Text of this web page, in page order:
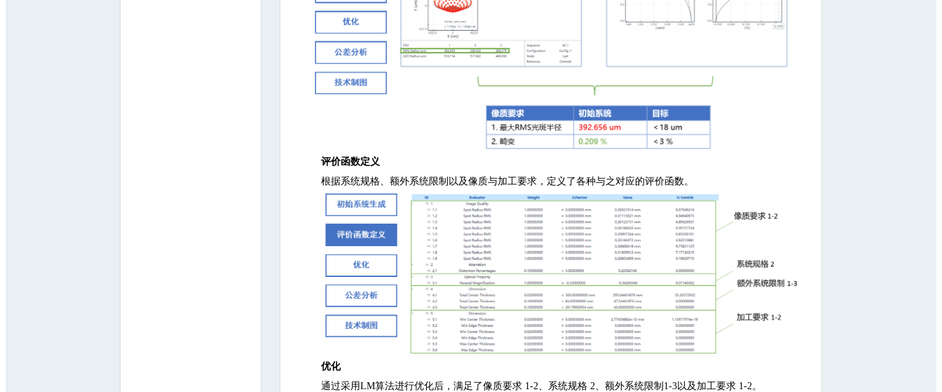
评价函数定义
根据系统规格、额外系统限制以及像质与加工要求，定义了各种与之对应的评价函数。
优化
通过采用LM算法进行优化后，满足了像质要求 1-2、系统规格 2、额外系统限制1-3以及加工要求 1-2。